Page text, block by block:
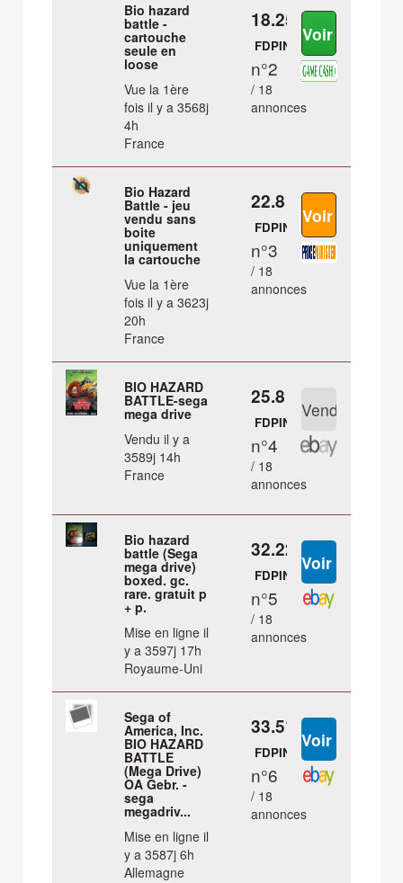
Bio hazard
battle -
cartouche
seule en
loose
Vue la 1ère
fois il y a 3568j
4h
France
18.25 €
FDPIN
n°2
/ 18
annonces
Bio Hazard
Battle - jeu
vendu sans
boite
uniquement
la cartouche
Vue la 1ère
fois il y a 3623j
20h
France
22.8 €
FDPIN
n°3
/ 18
annonces
BIO HAZARD
BATTLE-sega
mega drive
Vendu il y a
3589j 14h
France
25.8 €
FDPIN
n°4
/ 18
annonces
Bio hazard
battle (Sega
mega drive)
boxed. gc.
rare. gratuit p
+ p.
Mise en ligne il
y a 3597j 17h
Royaume-Uni
32.22 €
FDPIN
n°5
/ 18
annonces
Sega of
America, Inc.
BIO HAZARD
BATTLE
(Mega Drive)
OA Gebr. -
sega
megadriv...
Mise en ligne il
y a 3587j 6h
Allemagne
33.51 €
FDPIN
n°6
/ 18
annonces